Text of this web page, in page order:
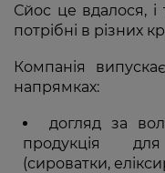
Сйос це вдалося,
потрібні в різних
Компанія
напрямках:
догляд за
продукція
(сироватки,